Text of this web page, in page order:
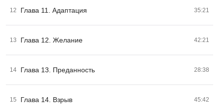
12 Глава 11. Адаптация 35:21
13 Глава 12. Желание 42:21
14 Глава 13. Преданность 28:38
15 Глава 14. Взрыв 45:42